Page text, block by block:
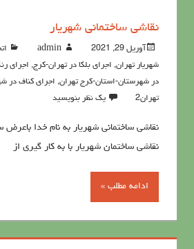
نقاشی ساختمانی شهریار
آوریل 29, 2021 admin
شهریار تهران, اجرای بلکا در تهران-کرج, اجرای
در شهرستان-استان-کرج تهران, اجرای کناف در
تهران2
یک نظر بنویسید
نقاشی ساختمانی شهریار به نام خدا
نقاشی ساختمان شهریار با به کار گیری از
ادامه مطلب »